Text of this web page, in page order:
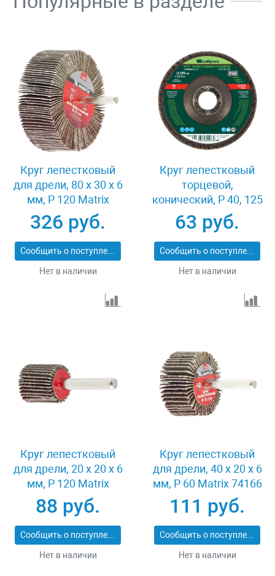
Круг лепестковый
для дрели, 80 х 30 х 6
мм, P 120 Matrix
74146
326 руб.
Сообщить о поступлении
Нет в наличии
Круг лепестковый
торцевой,
конический, Р 40, 125
х 22.2 мм Сибртех
74083
63 руб.
Сообщить о поступлении
Нет в наличии
Круг лепестковый
для дрели, 20 х 20 х 6
мм, P 120 Matrix
74104
88 руб.
Сообщить о поступлении
Нет в наличии
Круг лепестковый
для дрели, 40 х 20 х 6
мм, P 60 Matrix 74166
111 руб.
Сообщить о поступлении
Нет в наличии